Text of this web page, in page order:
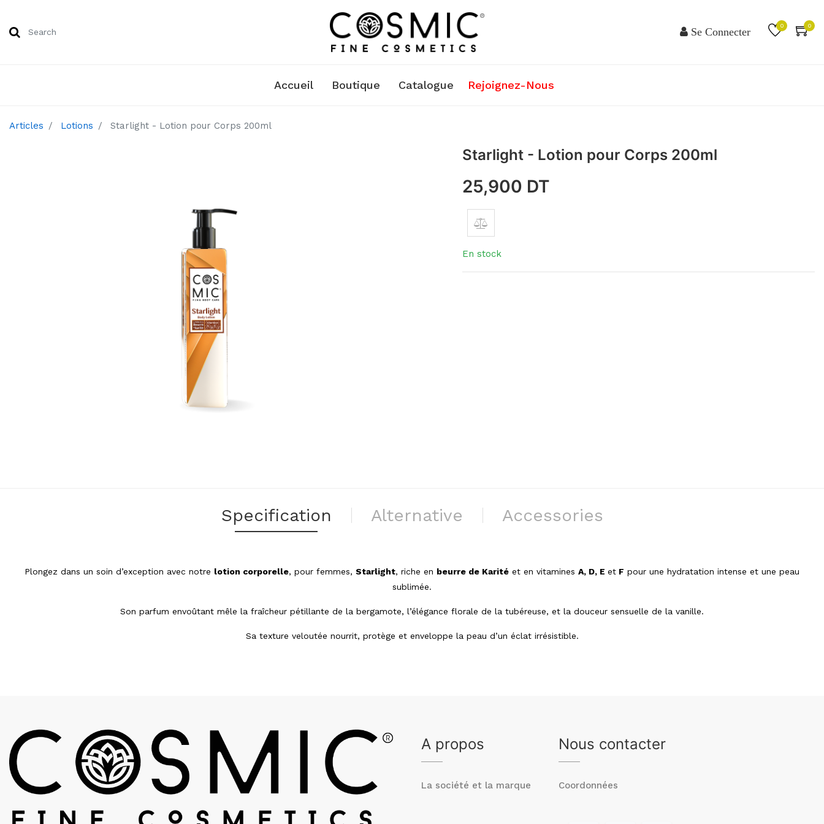
Se Connecter
0 0
Accueil Boutique Catalogue Rejoignez-Nous
Articles Lotions Starlight - Lotion pour Corps 200ml
Starlight - Lotion pour Corps 200ml
25,900 DT
En stock
Specification Alternative Accessories
Plongez dans un soin d’exception avec notre lotion corporelle, pour femmes, Starlight, riche en beurre de Karité et en vitamines A, D, E et F pour une hydratation intense et une peau
sublimée.
Son parfum envoûtant mêle la fraîcheur pétillante de la bergamote, l’élégance florale de la tubéreuse, et la douceur sensuelle de la vanille.
Sa texture veloutée nourrit, protège et enveloppe la peau d’un éclat irrésistible.
A propos
La société et la marque
Nous contacter
Coordonnées